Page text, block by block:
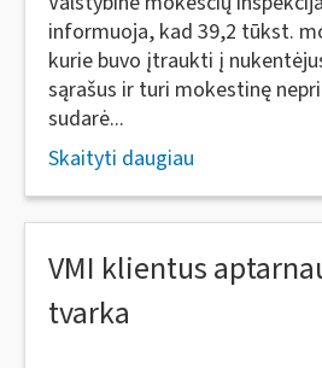
informuoja, kad 39,2 tūkst.
kurie buvo įtraukti į
sąrašus ir turi mokestinę
sudarė...
Skaityti daugiau
VMI klientus
tvarka